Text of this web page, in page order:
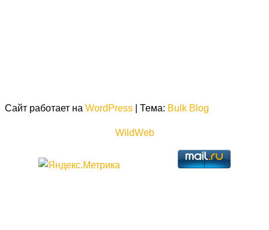
Сайт работает на WordPress Тема: Bulk Blog
WildWeb